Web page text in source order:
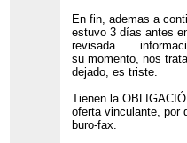
En fin, ademas a
estuvo 3 días antes
su momento, nos
dejado, es triste.
Tienen la
oferta vinculante, por
buro-fax.